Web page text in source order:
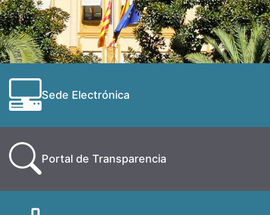
Sede Electrónica
Portal de Transparencia